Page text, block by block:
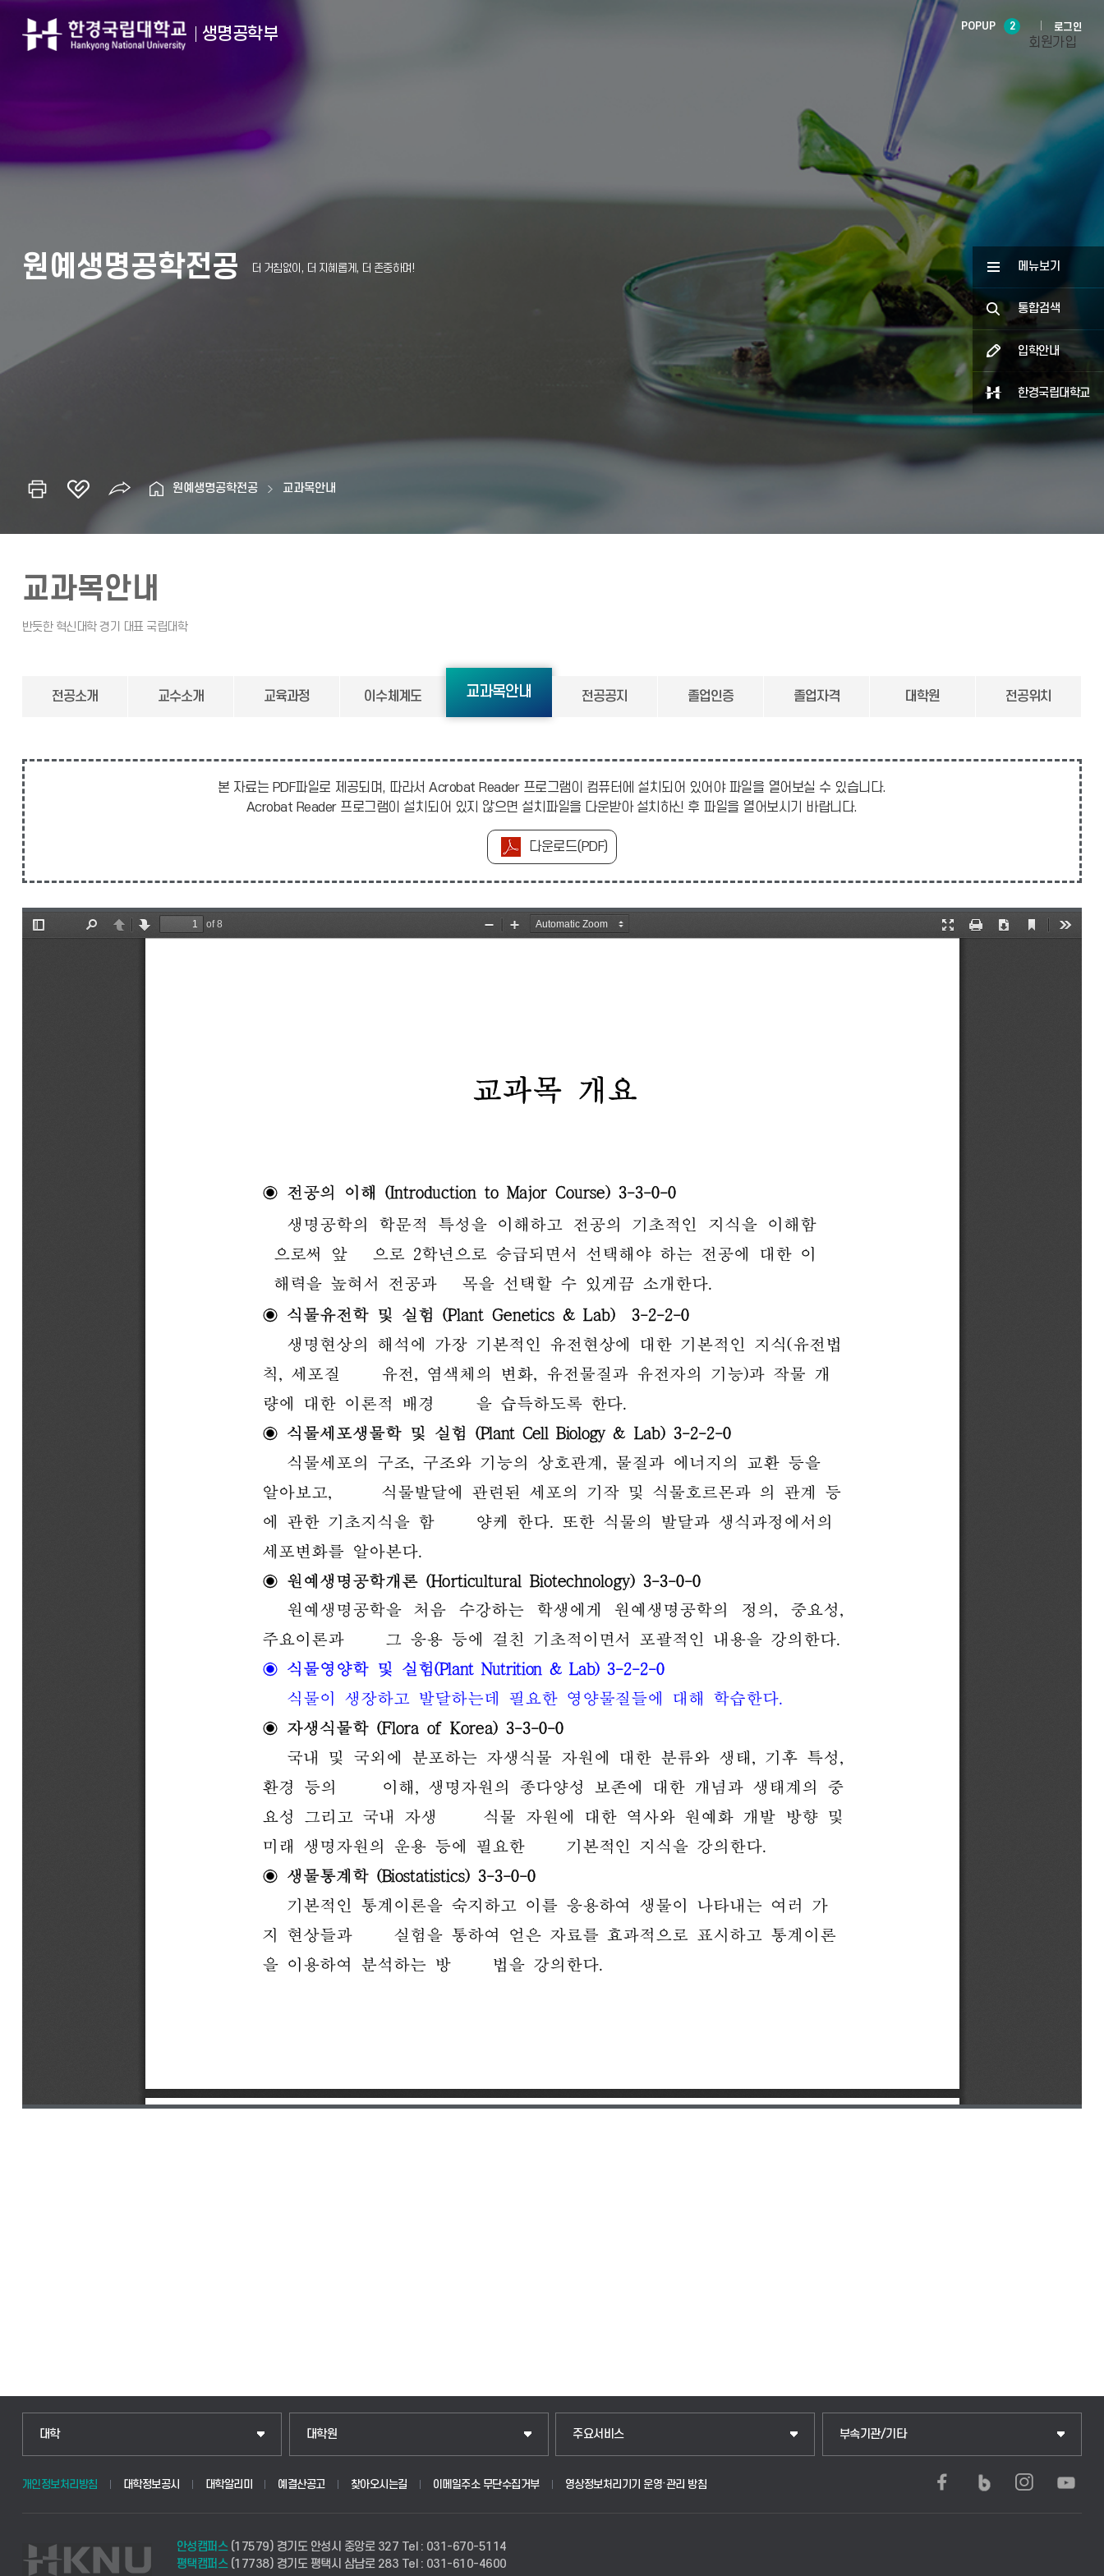
생명공학부 POPUP 2 로그인
회원가입
메뉴보기
통합검색
입학안내
한경국립대학교
원예생명공학전공
원예생명공학전공 교과목안내
교과목안내
전공소개 교수소개 교육과정 이수체계도 교과목안내 전공공지 졸업인증 졸업자격 대학원 전공위치
본 자료는 PDF파일로 제공되며, 따라서 Acrobat Reader 프로그램이 컴퓨터에 설치되어 있어야 파일을 열어보실 수 있습니다.
Acrobat Reader 프로그램이 설치되어 있지 않으면 설치파일을 다운받아 설치하신 후 파일을 열어보시기 바랍니다.
다운로드(PDF)
대학
인문융합공공인재학부
법경영학부
식물자원조경학부
대학원
일반대학원
산업대학원
경영대학원
주요서비스
입학안내
웹메일
부속기관/기타
중앙도서관
개인정보처리방침 대학정보공시 대학알리미 예결산공고 찾아오시는길 이메일주소 무단수집거부 영상정보처리기기 운영·관리 방침
안성캠퍼스(17579) 경기도 안성시 중앙로 327 Tel : 031-670-5114
평택캠퍼스(17738) 경기도 평택시 삼남로 283 Tel : 031-610-4600